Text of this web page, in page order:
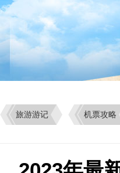
旅游游记 机票攻略